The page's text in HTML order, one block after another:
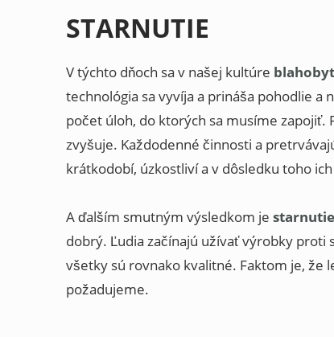
STARNUTIE
V týchto dňoch sa v našej kultúre blahobyt
technológia sa vyvíja a prináša pohodlie
počet úloh, do ktorých sa musíme zapojiť.
zvyšuje. Každodenné činnosti a
krátkodobí, úzkostliví a v dôsledku toho
A ďalším smutným výsledkom je starnutie
dobrý. Ľudia začínajú užívať výrobky proti
všetky sú rovnako kvalitné. Faktom je,
požadujeme.